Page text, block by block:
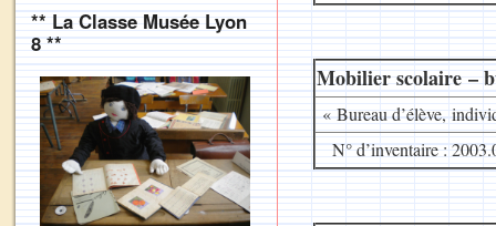
Mobilier scolaire –
« Bureau d’élève,
N° d’inventaire :
** La Classe Musée Lyon
8 **